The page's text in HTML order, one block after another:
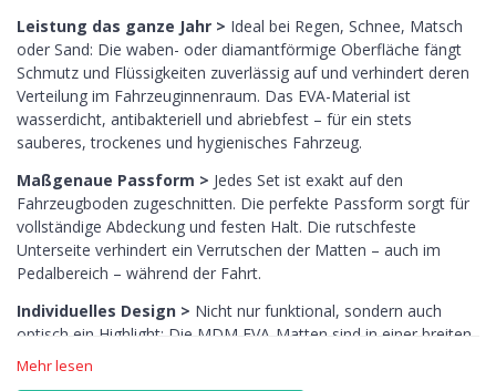
Leistung das ganze Jahr > Ideal bei Regen, Schnee, Matsch
oder Sand: Die waben- oder diamantförmige Oberfläche fängt
Schmutz und Flüssigkeiten zuverlässig auf und verhindert deren
Verteilung im Fahrzeuginnenraum. Das EVA-Material ist
wasserdicht, antibakteriell und abriebfest – für ein stets
sauberes, trockenes und hygienisches Fahrzeug.
Maßgenaue Passform > Jedes Set ist exakt auf den
Fahrzeugboden zugeschnitten. Die perfekte Passform sorgt für
vollständige Abdeckung und festen Halt. Die rutschfeste
Unterseite verhindert ein Verrutschen der Matten – auch im
Pedalbereich – während der Fahrt.
Individuelles Design > Nicht nur funktional, sondern auch
optisch ein Highlight: Die MDM EVA-Matten sind in einer breiten
Farbpalette erhältlich, darunter auch auffällige Farben wie Gelb,
Mehr lesen